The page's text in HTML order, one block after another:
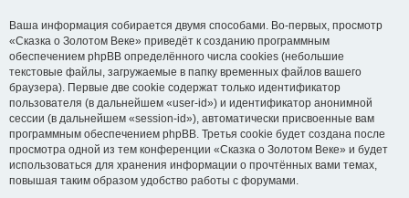
Ваша информация собирается двумя способами. Во-первых, просмотр
«Сказка о Золотом Веке» приведёт к созданию программным
обеспечением phpBB определённого числа cookies (небольшие
текстовые файлы, загружаемые в папку временных файлов вашего
браузера). Первые две cookie содержат только идентификатор
пользователя (в дальнейшем «user-id») и идентификатор анонимной
сессии (в дальнейшем «session-id»), автоматически присвоенные вам
программным обеспечением phpBB. Третья cookie будет создана после
просмотра одной из тем конференции «Сказка о Золотом Веке» и будет
использоваться для хранения информации о прочтённых вами темах,
повышая таким образом удобство работы с форумами.